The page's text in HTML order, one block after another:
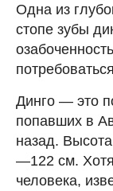
Одна из
стопе зубы
Динго — это
попавших в
назад.
—122 см.
человека,